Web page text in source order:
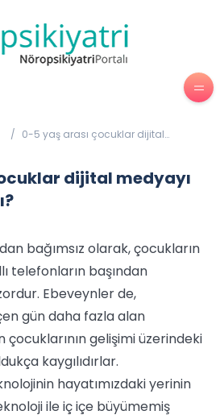
/ 0-5 yaş arası çocuklar dijital
dijital medyayı
bağımsız olarak, çocukların
telefonların başından
Ebeveynler de,
gün daha fazla alan
gelişimi üzerindeki
kaygılıdırlar.
hayatımızdaki yerinin
ile iç içe büyümemiş